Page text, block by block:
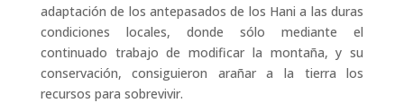
adaptación de los antepasados de los Hani a las duras
condiciones locales, donde sólo mediante el
continuado trabajo de modificar la montaña, y su
conservación, consiguieron arañar a la tierra los
recursos para sobrevivir.